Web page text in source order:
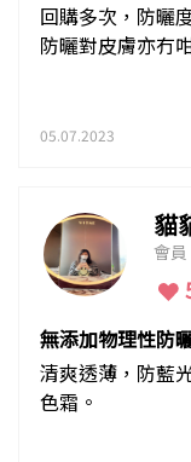
回購多次，防曬
防曬對皮膚亦冇
05.07.2023
貓
會員
無添加物理性防
清爽透薄，防藍
色霜。